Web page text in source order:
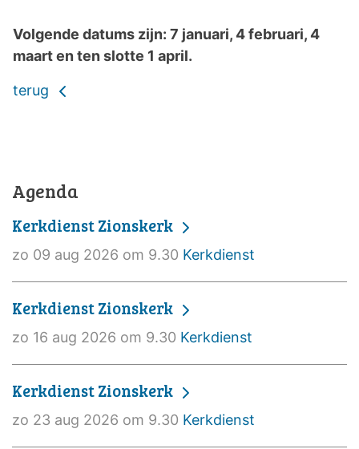
Volgende datums zijn: 7 januari, 4 februari, 4
maart en ten slotte 1 april.
terug
Agenda
Kerkdienst Zionskerk
zo 09 aug 2026 om 9.30 Kerkdienst
Kerkdienst Zionskerk
zo 16 aug 2026 om 9.30 Kerkdienst
Kerkdienst Zionskerk
zo 23 aug 2026 om 9.30 Kerkdienst